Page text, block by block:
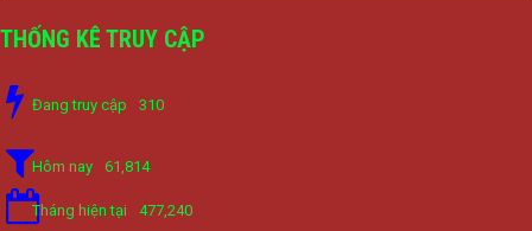
THỐNG KÊ TRUY CẬP
Đang truy cập 310
Hôm nay 61,814
Tháng hiện tại 477,240